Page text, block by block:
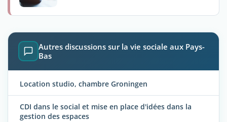
Autres discussions sur la vie sociale aux Pays-
Bas
Location studio, chambre Groningen
CDI dans le social et mise en place d'idées dans la
gestion des espaces